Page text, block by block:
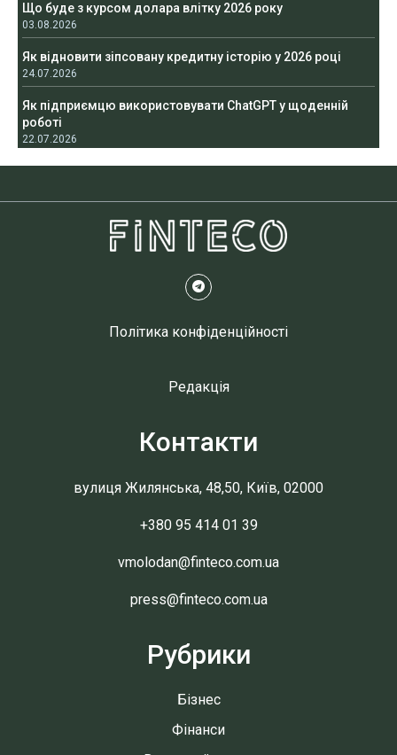
Що буде з курсом долара влітку 2026 року
03.08.2026
Як відновити зіпсовану кредитну історію у 2026 році
24.07.2026
Як підприємцю використовувати ChatGPT у щоденній
роботі
22.07.2026
Політика конфіденційності
Редакція
Контакти
вулиця Жилянська, 48,50, Київ, 02000
+380 95 414 01 39
vmolodan@finteco.com.ua
press@finteco.com.ua
Рубрики
Бізнес
Фінанси